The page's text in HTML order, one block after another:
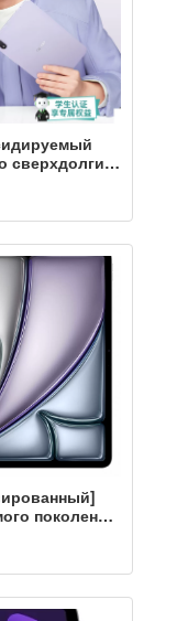
сверхдолгим
мягким
поколения
дюймовый
версия
ГБ.